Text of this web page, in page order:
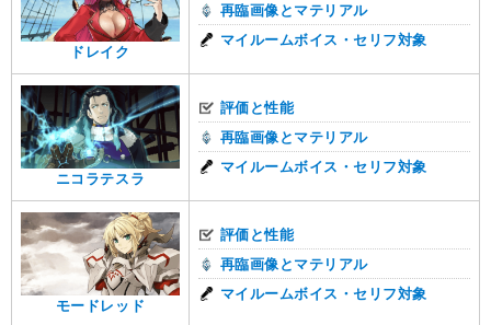
ドレイク
再臨画像とマテリアル
マイルームボイス・セリフ対象
ニコラテスラ
評価と性能
再臨画像とマテリアル
マイルームボイス・セリフ対象
モードレッド
評価と性能
再臨画像とマテリアル
マイルームボイス・セリフ対象